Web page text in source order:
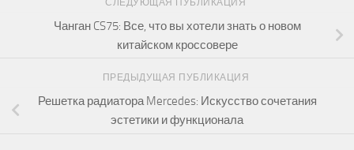
СЛЕДУЮЩАЯ ПУБЛИКАЦИЯ
Чанган CS75: Все, что вы хотели знать о новом
китайском кроссовере
ПРЕДЫДУЩАЯ ПУБЛИКАЦИЯ
Решетка радиатора Mercedes: Искусство сочетания
эстетики и функционала